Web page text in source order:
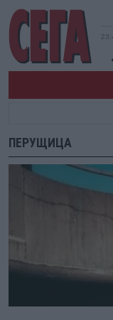
ПЕРУЩИЦА